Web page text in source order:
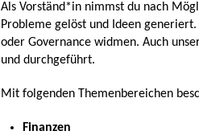
Als Vorständ*in nimmst du nach
Probleme gelöst und Ideen
oder Governance widmen. Auch
und durchgeführt.
Mit folgenden Themenbereichen
Finanzen